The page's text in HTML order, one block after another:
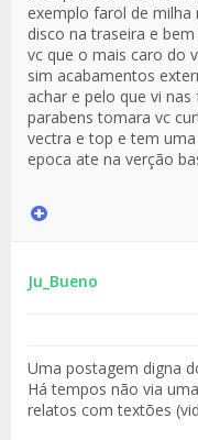
exemplo farol de
disco na traseira e
vc que o mais caro do
sim acabamentos
achar e pelo que vi
parabens tomara vc
vectra e top e tem
epoca ate na verção
Ju_Bueno
Uma postagem digna
Há tempos não via
relatos com textões